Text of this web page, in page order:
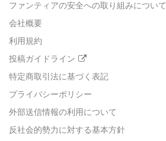
ファンティアの安全への取り組みについて
会社概要
利用規約
投稿ガイドライン
特定商取引法に基づく表記
プライバシーポリシー
外部送信情報の利用について
反社会的勢力に対する基本方針